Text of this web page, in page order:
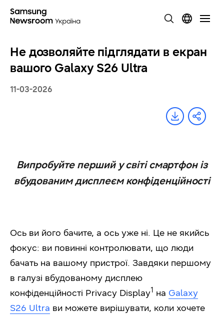
Не дозволяйте підглядати в екран
вашого Galaxy S26 Ultra
11-03-2026
Випробуйте перший у світі смартфон із
вбудованим дисплеєм конфіденційності
Ось ви його бачите, а ось уже ні. Це не якийсь
фокус: ви повинні контролювати, що люди
бачать на вашому пристрої. Завдяки першому
в галузі вбудованому дисплею
конфіденційності Privacy Display1 на Galaxy
S26 Ultra ви можете вирішувати, коли хочете